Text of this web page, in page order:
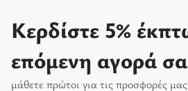
Κερδίστε 5%
επόμενη αγορά
μάθετε πρώτοι για τις προσφορές